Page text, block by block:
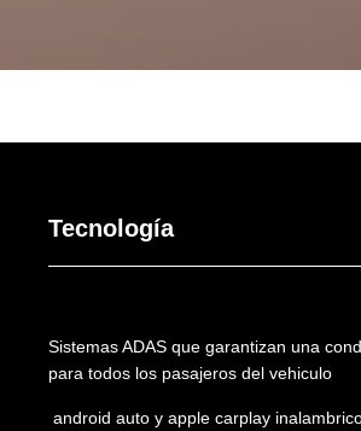
Tecnología
Sistemas ADAS que garantizan una
para todos los pasajeros del vehiculo
android auto y apple carplay